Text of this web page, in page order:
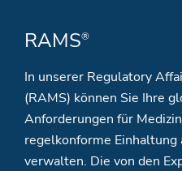
RAMS®
In unserer Regulatory
(RAMS) können Sie Ihre
Anforderungen für
regelkonforme
verwalten. Die von den